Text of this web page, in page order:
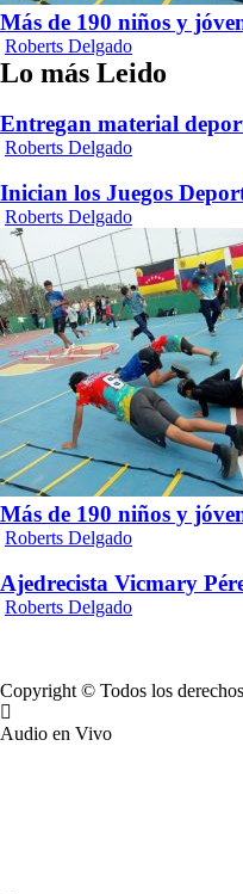
Más de 190 niños y
Roberts Delgado
Lo más Leido
Entregan material
Roberts Delgado
Inician los Juegos
Roberts Delgado
Más de 190 niños y
Roberts Delgado
Ajedrecista Vicmary
Roberts Delgado
Copyright © Todos los
Audio en Vivo